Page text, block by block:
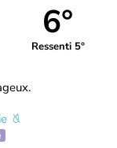
6°
Ressenti 5°